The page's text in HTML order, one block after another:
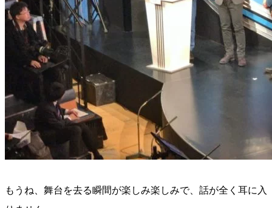
もうね、舞台を去る瞬間が楽しみ楽しみで、話が全く耳に入